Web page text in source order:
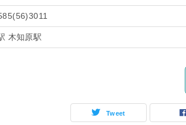
木知原駅
Tweet